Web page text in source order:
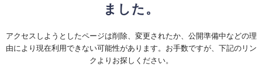
ました。
アクセスしようとしたページは削除、変更されたか、公開準備中などの理
由により現在利用できない可能性があります。お手数ですが、下記のリン
クよりお探しください。